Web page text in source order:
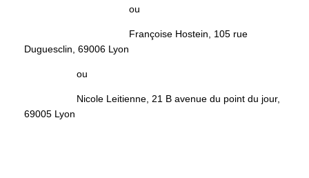
ou
Françoise Hostein, 105 rue
Duguesclin, 69006 Lyon
ou
Nicole Leitienne, 21 B avenue du point du jour,
69005 Lyon